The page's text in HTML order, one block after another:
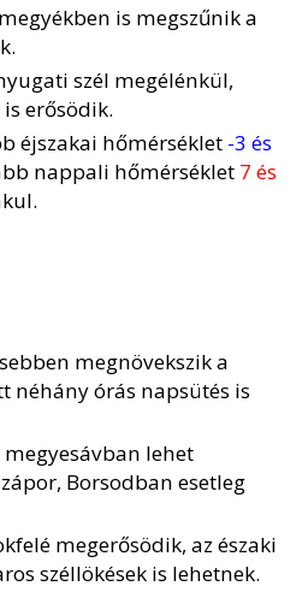
is megszűnik a
szél megélénkül,
erősödik.
éjszakai hőmérséklet -3 és
nappali hőmérséklet 7 és
megnövekszik a
néhány órás napsütés is
megyesávban lehet
Borsodban esetleg
megerősödik, az északi
széllökések is lehetnek.